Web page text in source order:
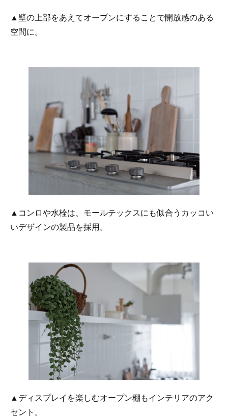
▲壁の上部をあえてオープンにすることで開放感のある
空間に。
▲コンロや水栓は、モールテックスにも似合うカッコい
いデザインの製品を採用。
▲ディスプレイを楽しむオープン棚もインテリアのアク
セント。